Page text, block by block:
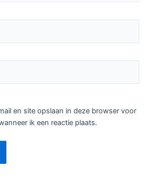
en site opslaan in deze browser voor
ik een reactie plaats.